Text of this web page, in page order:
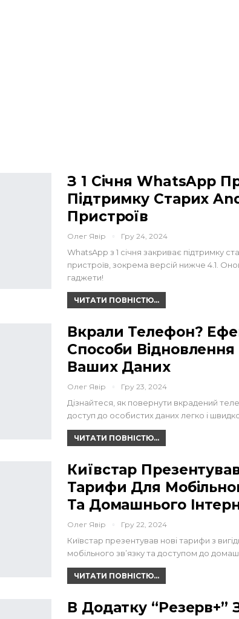
З 1 Січня WhatsApp
Підтримку Старих
Пристроїв
Олег Явір Гру 24, 2024
WhatsApp з 1 січня закриває підтримку
пристроїв, зокрема версій нижче 4.1.
гаджети!
ЧИТАТИ ПОВНІСТЮ...
Вкрали Телефон?
Способи Відновлення
Ваших Даних
Олег Явір Гру 23, 2024
Дізнайтеся, як повернути вкрадений
доступ до особистих даних легко і
ЧИТАТИ ПОВНІСТЮ...
Київстар
Тарифи Для
Та Домашнього
Олег Явір Гру 22, 2024
Київстар презентував нові тарифи з
мобільного зв’язку та доступом до
ЧИТАТИ ПОВНІСТЮ...
В Додатку “Резерв+”